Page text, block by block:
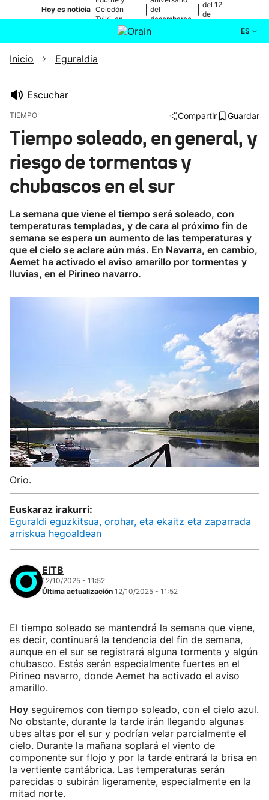
Hoy es noticia Celedón
Txiki, en
directo
del
desembarco
de Elkano
del 12
de
ES
Buscador
Ikusmiran
Eguraldia
Inicio Eguraldia
Escuchar
TIEMPO Compartir Guardar
Tiempo soleado, en general, y
riesgo de tormentas y
chubascos en el sur
La semana que viene el tiempo será soleado, con
temperaturas templadas, y de cara al próximo fin de
semana se espera un aumento de las temperaturas y
que el cielo se aclare aún más. En Navarra, en cambio,
Aemet ha activado el aviso amarillo por tormentas y
lluvias, en el Pirineo navarro.
Orio.
Euskaraz irakurri:
Eguraldi eguzkitsua, orohar, eta ekaitz eta zaparrada
arriskua hegoaldean
EITB
12/10/2025 - 11:52
Última actualización 12/10/2025 - 11:52
El tiempo soleado se mantendrá la semana que viene,
es decir, continuará la tendencia del fin de semana,
aunque en el sur se registrará alguna tormenta y algún
chubasco. Estás serán especialmente fuertes en el
Pirineo navarro, donde Aemet ha activado el aviso
amarillo.
Hoy seguiremos con tiempo soleado, con el cielo azul.
No obstante, durante la tarde irán llegando algunas
ubes altas por el sur y podrían velar parcialmente el
cielo. Durante la mañana soplará el viento de
componente sur flojo y por la tarde entrará la brisa en
la vertiente cantábrica. Las temperaturas serán
parecidas o subirán ligeramente, especialmente en la
mitad norte.